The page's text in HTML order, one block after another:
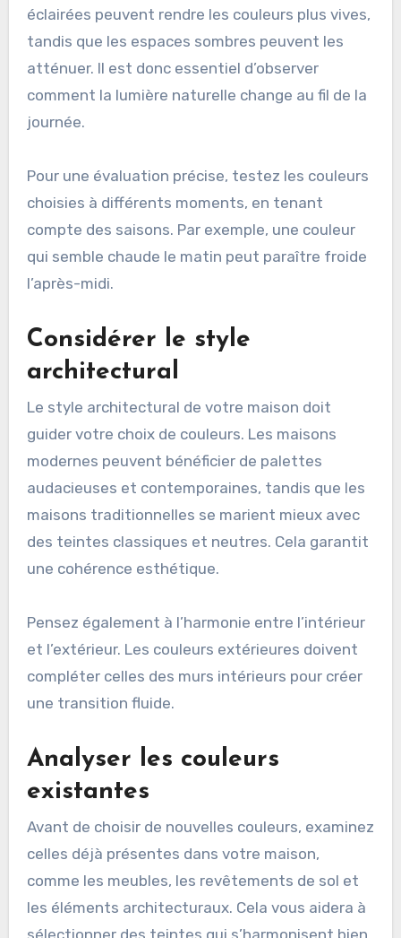
éclairées peuvent rendre les couleurs plus vives,
tandis que les espaces sombres peuvent les
atténuer. Il est donc essentiel d’observer
comment la lumière naturelle change au fil de la
journée.
Pour une évaluation précise, testez les couleurs
choisies à différents moments, en tenant
compte des saisons. Par exemple, une couleur
qui semble chaude le matin peut paraître froide
l’après-midi.
Considérer le style
architectural
Le style architectural de votre maison doit
guider votre choix de couleurs. Les maisons
modernes peuvent bénéficier de palettes
audacieuses et contemporaines, tandis que les
maisons traditionnelles se marient mieux avec
des teintes classiques et neutres. Cela garantit
une cohérence esthétique.
Pensez également à l’harmonie entre l’intérieur
et l’extérieur. Les couleurs extérieures doivent
compléter celles des murs intérieurs pour créer
une transition fluide.
Analyser les couleurs
existantes
Avant de choisir de nouvelles couleurs, examinez
celles déjà présentes dans votre maison,
comme les meubles, les revêtements de sol et
les éléments architecturaux. Cela vous aidera à